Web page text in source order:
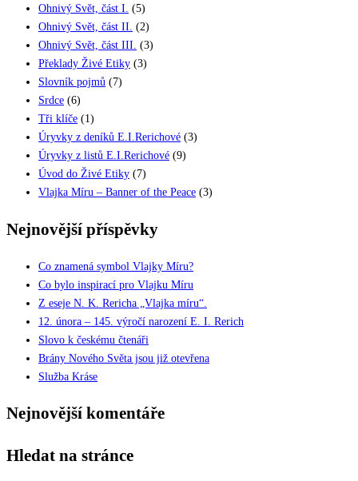
Ohnivý Svět, část I. (5)
Ohnivý Svět, část II. (2)
Ohnivý Svět, část III. (3)
Překlady Živé Etiky (3)
Slovník pojmů (7)
Srdce (6)
Tři klíče (1)
Úryvky z deníků E.I.Rerichové (3)
Úryvky z listů E.I.Rerichové (9)
Úvod do Živé Etiky (7)
Vlajka Míru – Banner of the Peace (3)
Nejnovější příspěvky
Co znamená symbol Vlajky Míru?
Co bylo inspirací pro Vlajku Míru
Z eseje N. K. Rericha „Vlajka míru“.
12. února – 145. výročí narození E. I. Rerich
Slovo k českému čtenáři
Brány Nového Světa jsou již otevřena
Služba Kráse
Nejnovější komentáře
Hledat na stránce